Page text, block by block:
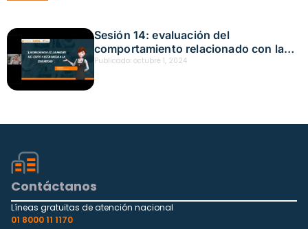
Sesión 14: evaluación del
comportamiento relacionado con la
seguridad vial Fecha: octubre 1, 2024
Publicado: octubre 1, 2024
Contáctanos
Líneas gratuitas de atención nacional
01 8000 11 1170